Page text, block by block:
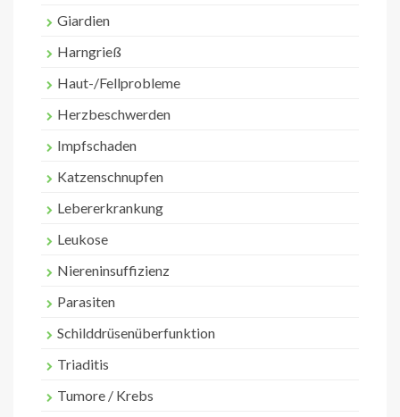
Giardien
Harngrieß
Haut-/Fellprobleme
Herzbeschwerden
Impfschaden
Katzenschnupfen
Lebererkrankung
Leukose
Niereninsuffizienz
Parasiten
Schilddrüsenüberfunktion
Triaditis
Tumore / Krebs